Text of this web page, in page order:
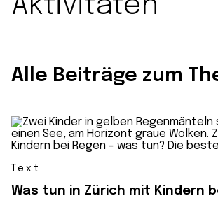
Aktivitäten
Alle Beiträge zum
Text
Was tun in Zürich mit Kindern